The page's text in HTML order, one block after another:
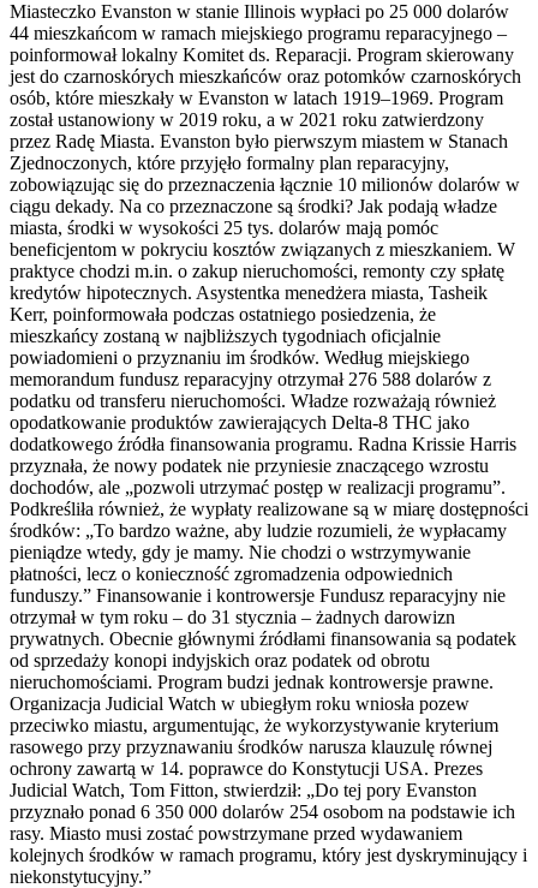
Miasteczko Evanston w stanie Illinois wypłaci po 25 000 dolarów
44 mieszkańcom w ramach miejskiego programu reparacyjnego –
poinformował lokalny Komitet ds. Reparacji. Program skierowany
jest do czarnoskórych mieszkańców oraz potomków czarnoskórych
osób, które mieszkały w Evanston w latach 1919–1969. Program
został ustanowiony w 2019 roku, a w 2021 roku zatwierdzony
przez Radę Miasta. Evanston było pierwszym miastem w Stanach
Zjednoczonych, które przyjęło formalny plan reparacyjny,
zobowiązując się do przeznaczenia łącznie 10 milionów dolarów w
ciągu dekady. Na co przeznaczone są środki? Jak podają władze
miasta, środki w wysokości 25 tys. dolarów mają pomóc
beneficjentom w pokryciu kosztów związanych z mieszkaniem. W
praktyce chodzi m.in. o zakup nieruchomości, remonty czy spłatę
kredytów hipotecznych. Asystentka menedżera miasta, Tasheik
Kerr, poinformowała podczas ostatniego posiedzenia, że
mieszkańcy zostaną w najbliższych tygodniach oficjalnie
powiadomieni o przyznaniu im środków. Według miejskiego
memorandum fundusz reparacyjny otrzymał 276 588 dolarów z
podatku od transferu nieruchomości. Władze rozważają również
opodatkowanie produktów zawierających Delta-8 THC jako
dodatkowego źródła finansowania programu. Radna Krissie Harris
przyznała, że nowy podatek nie przyniesie znaczącego wzrostu
dochodów, ale „pozwoli utrzymać postęp w realizacji programu”.
Podkreśliła również, że wypłaty realizowane są w miarę dostępności
środków: „To bardzo ważne, aby ludzie rozumieli, że wypłacamy
pieniądze wtedy, gdy je mamy. Nie chodzi o wstrzymywanie
płatności, lecz o konieczność zgromadzenia odpowiednich
funduszy.” Finansowanie i kontrowersje Fundusz reparacyjny nie
otrzymał w tym roku – do 31 stycznia – żadnych darowizn
prywatnych. Obecnie głównymi źródłami finansowania są podatek
od sprzedaży konopi indyjskich oraz podatek od obrotu
nieruchomościami. Program budzi jednak kontrowersje prawne.
Organizacja Judicial Watch w ubiegłym roku wniosła pozew
przeciwko miastu, argumentując, że wykorzystywanie kryterium
rasowego przy przyznawaniu środków narusza klauzulę równej
ochrony zawartą w 14. poprawce do Konstytucji USA. Prezes
Judicial Watch, Tom Fitton, stwierdził: „Do tej pory Evanston
przyznało ponad 6 350 000 dolarów 254 osobom na podstawie ich
rasy. Miasto musi zostać powstrzymane przed wydawaniem
kolejnych środków w ramach programu, który jest dyskryminujący i
niekonstytucyjny.”